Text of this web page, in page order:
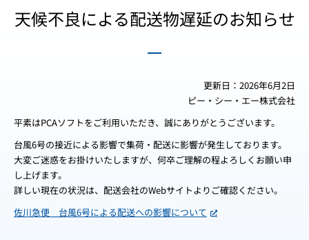
天候不良による配送物遅延のお知らせ
更新日： 2026年6月2日
ピー・シー・エー株式会社
平素はPCAソフトをご利用いただき、誠にありがとうございます。
台風6号の接近による影響で集荷・配送に影響が発生しております。
大変ご迷惑をお掛けいたしますが、何卒ご理解の程よろしくお願い申
し上げます。
詳しい現在の状況は、配送会社のWebサイトよりご確認ください。
佐川急便 台風6号による配送への影響について